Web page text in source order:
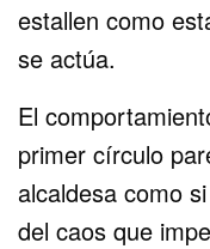
estallen como
se actúa.
El
primer círculo
alcaldesa como
del caos que